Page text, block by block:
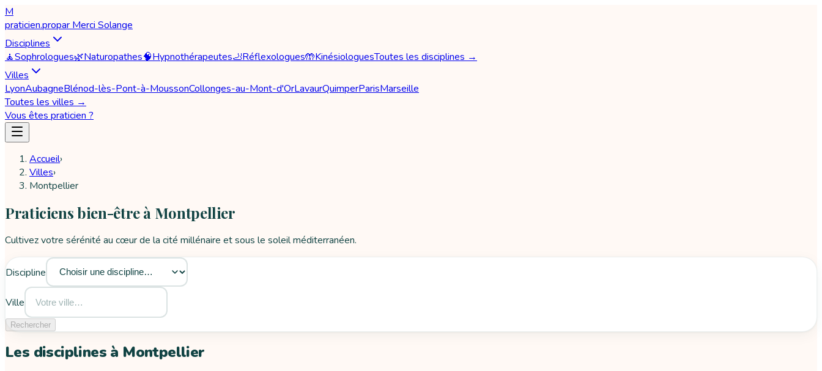
M
praticien.propar Merci Solange
Disciplines
🧘Sophrologues🌿Naturopathes🧠Hypnothérapeutes🦶Réflexologues🤲KinésiologuesToutes les disciplines →
Villes
LyonAubagneBlénod-lès-Pont-à-MoussonCollonges-au-Mont-d'OrLavaurQuimperParisMarseille
Toutes les villes →
Vous êtes praticien ?
Accueil›
Villes›
Montpellier
Praticiens bien-être à Montpellier
Cultivez votre sérénité au cœur de la cité millénaire et sous le soleil méditerranéen.
Discipline
Ville
Rechercher
Les disciplines à Montpellier